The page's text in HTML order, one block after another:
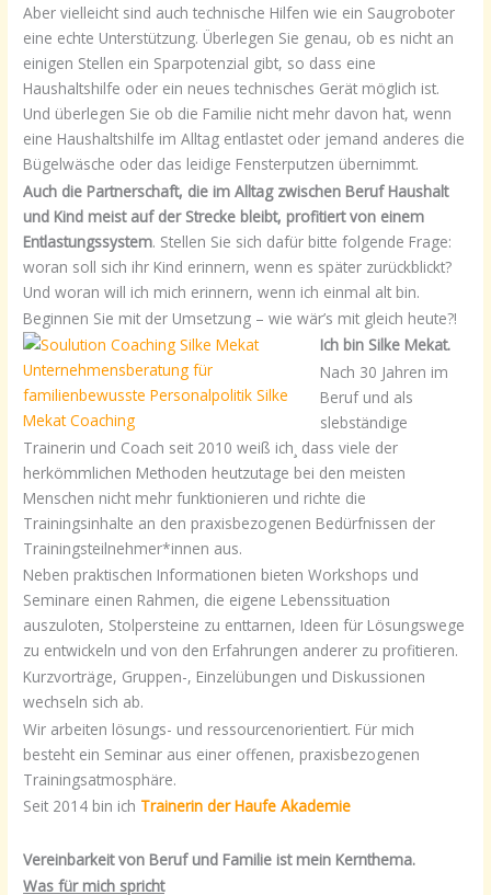
Aber vielleicht sind auch technische Hilfen wie ein Saugroboter
eine echte Unterstützung. Überlegen Sie genau, ob es nicht an
einigen Stellen ein Sparpotenzial gibt, so dass eine
Haushaltshilfe oder ein neues technisches Gerät möglich ist.
Und überlegen Sie ob die Familie nicht mehr davon hat, wenn
eine Haushaltshilfe im Alltag entlastet oder jemand anderes die
Bügelwäsche oder das leidige Fensterputzen übernimmt.
Auch die Partnerschaft, die im Alltag zwischen Beruf Haushalt
und Kind meist auf der Strecke bleibt, profitiert von einem
Entlastungssystem. Stellen Sie sich dafür bitte folgende Frage:
woran soll sich ihr Kind erinnern, wenn es später zurückblickt?
Und woran will ich mich erinnern, wenn ich einmal alt bin.
Beginnen Sie mit der Umsetzung – wie wär’s mit gleich heute?!
Ich bin Silke Mekat.
Nach 30 Jahren im
Beruf und als
slebständige
Trainerin und Coach seit 2010 weiß ich¸ dass viele der
herkömmlichen Methoden heutzutage bei den meisten
Menschen nicht mehr funktionieren und richte die
Trainingsinhalte an den praxisbezogenen Bedürfnissen der
Trainingsteilnehmer*innen aus.
Neben praktischen Informationen bieten Workshops und
Seminare einen Rahmen, die eigene Lebenssituation
auszuloten, Stolpersteine zu enttarnen, Ideen für Lösungswege
zu entwickeln und von den Erfahrungen anderer zu profitieren.
Kurzvorträge, Gruppen-, Einzelübungen und Diskussionen
wechseln sich ab.
Wir arbeiten lösungs- und ressourcenorientiert. Für mich
besteht ein Seminar aus einer offenen, praxisbezogenen
Trainingsatmosphäre.
Seit 2014 bin ich Trainerin der Haufe Akademie
Vereinbarkeit von Beruf und Familie ist mein Kernthema.
Was für mich spricht